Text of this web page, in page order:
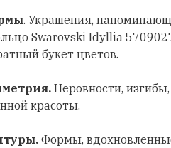
. Украшения,
Swarovski Idyllia
букет цветов.
Неровности,
красоты.
Формы,